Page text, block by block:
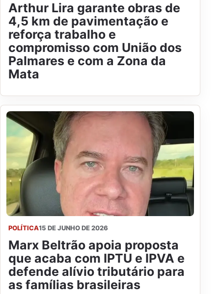
Arthur Lira garante obras de
4,5 km de pavimentação e
reforça trabalho e
compromisso com União dos
Palmares e com a Zona da
Mata
POLÍTICA15 DE JUNHO DE 2026
Marx Beltrão apoia proposta
que acaba com IPTU e IPVA e
defende alívio tributário para
as famílias brasileiras